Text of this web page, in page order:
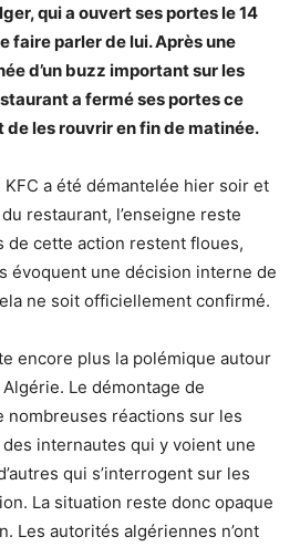
qui a ouvert ses portes le 14
faire parler de lui. Après une
d’un buzz important sur les
a fermé ses portes ce
les rouvrir en fin de matinée.
KFC a été démantelée hier soir et
restaurant, l’enseigne reste
de cette action restent floues,
évoquent une décision interne de
ne soit officiellement confirmé.
encore plus la polémique autour
Le démontage de
nombreuses réactions sur les
internautes qui y voient une
qui s’interrogent sur les
La situation reste donc opaque
Les autorités algériennes n’ont